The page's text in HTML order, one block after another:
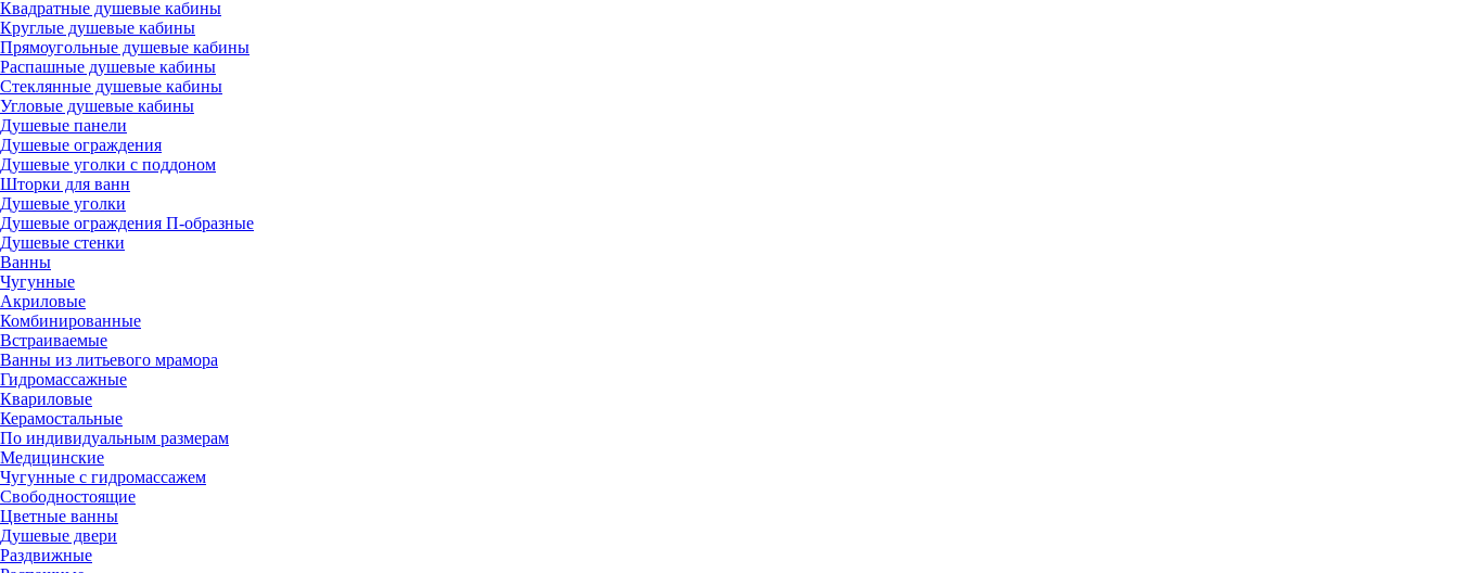
Квадратные душевые кабины
Круглые душевые кабины
Прямоугольные душевые кабины
Распашные душевые кабины
Стеклянные душевые кабины
Угловые душевые кабины
Душевые панели
Душевые ограждения
Душевые уголки с поддоном
Шторки для ванн
Душевые уголки
Душевые ограждения П-образные
Душевые стенки
Ванны
Чугунные
Акриловые
Комбинированные
Встраиваемые
Ванны из литьевого мрамора
Гидромассажные
Квариловые
Керамостальные
По индивидуальным размерам
Медицинские
Чугунные с гидромассажем
Свободностоящие
Цветные ванны
Душевые двери
Раздвижные